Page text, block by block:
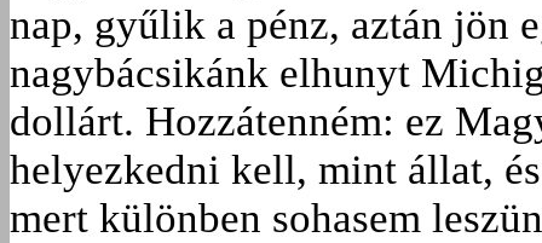
nap, gyűlik a pénz, aztán jön
nagybácsikánk elhunyt
dollárt. Hozzátenném: ez
helyezkedni kell, mint állat,
mert különben sohasem